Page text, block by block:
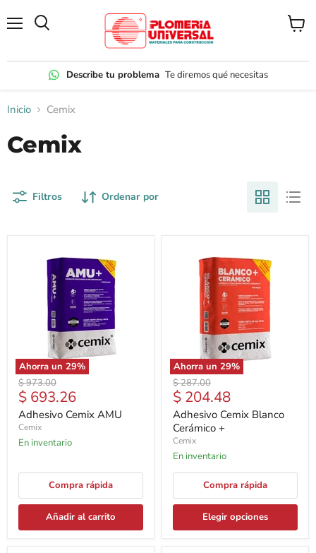
Describe tu problema Te diremos qué necesitas
Ver
Inicio Cemix
Cemix
Filtros Ordenar por
Ahorra un 29%
Precio
original
$ 973.00
Precio
actual
$ 693.26
Adhesivo Cemix AMU
Cemix
En inventario
Compra rápida
Añadir al carrito
Ahorra un 29%
Precio
original
$ 287.00
Precio
actual
$ 204.48
Adhesivo Cemix Blanco
Cerámico +
Cemix
En inventario
Compra rápida
Elegir opciones